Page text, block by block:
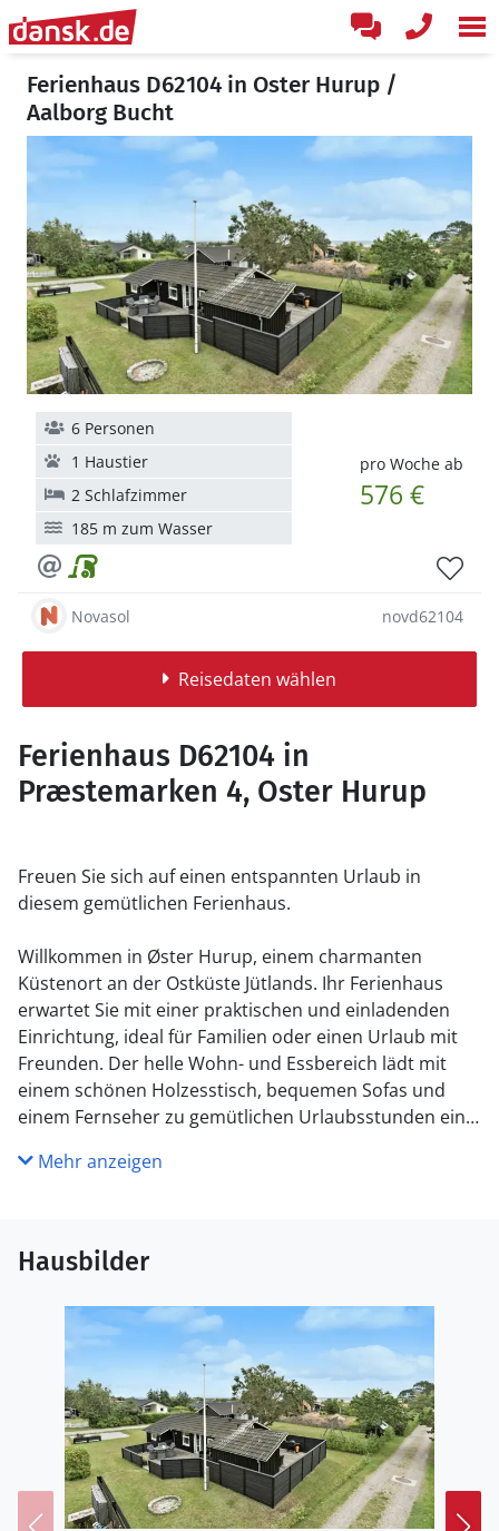
Ferienhaus D62104 in Oster Hurup /
Aalborg Bucht
pro Woche ab
576 €
6 Personen
1 Haustier
2 Schlafzimmer
185 m zum Wasser
Novasol novd62104
Reisedaten wählen
Ferienhaus D62104 in
Præstemarken 4, Oster Hurup
Freuen Sie sich auf einen entspannten Urlaub in
diesem gemütlichen Ferienhaus.
Willkommen in Øster Hurup, einem charmanten
Küstenort an der Ostküste Jütlands. Ihr Ferienhaus
erwartet Sie mit einer praktischen und einladenden
Einrichtung, ideal für Familien oder einen Urlaub mit
Freunden. Der helle Wohn- und Essbereich lädt mit
einem schönen Holzesstisch, bequemen Sofas und
einem Fernseher zu gemütlichen Urlaubsstunden ein.
Sie ein leckeres Frühstück für die ganze Familie
Nutzen Sie die Terrasse und den weitläufigen Garten,
um die Sonne zu genießen oder einfach die Seele
baumeln zu lassen. Der Garten ist ideal für Familien
mit Kindern. Hier finden Sie Schaukeln, eine Rutsche
und eine Feuerstelle, die für gesellige Abende sorgt.
Verbringen Sie gemeinsame Zeit am Lagerfeuer und
genießen Sie die lauen Sommerabende unter freiem
Himmel.
Die Umgebung bietet zahlreiche Freizeitmöglichkeiten.
Der kinderfreundliche Strand von Øster Hurup ist nur
Mehr anzeigen
Hausbilder